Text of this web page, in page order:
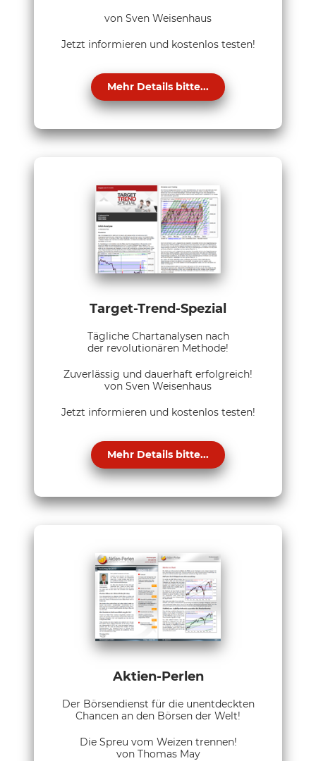
von Sven Weisenhaus
Jetzt informieren und kostenlos testen!
Mehr Details bitte...
Target-Trend-Spezial
Tägliche Chartanalysen nach
der revolutionären Methode!
Zuverlässig und dauerhaft erfolgreich!
von Sven Weisenhaus
Jetzt informieren und kostenlos testen!
Mehr Details bitte...
Aktien-Perlen
Der Börsendienst für die unentdeckten
Chancen an den Börsen der Welt!
Die Spreu vom Weizen trennen!
von Thomas May